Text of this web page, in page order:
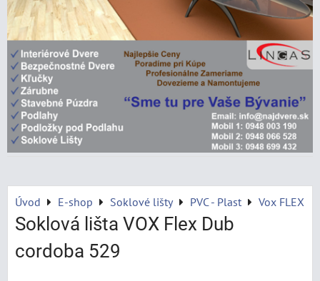
Úvod E-shop Soklové lišty PVC - Plast Vox FLEX
Soklová lišta VOX Flex Dub
cordoba 529